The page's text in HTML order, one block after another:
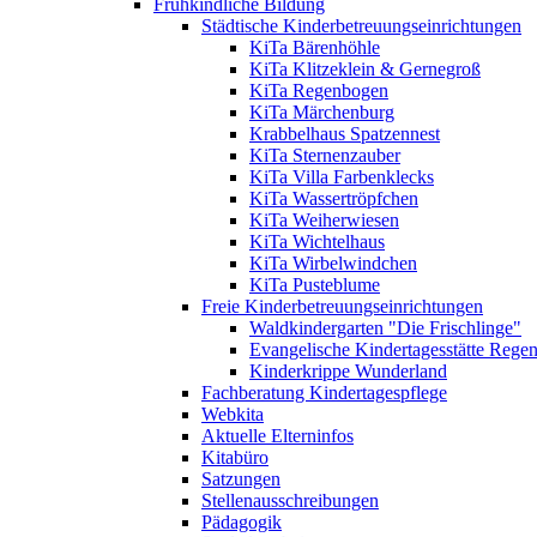
Frühkindliche Bildung
Städtische Kinderbetreuungseinrichtungen
KiTa Bärenhöhle
KiTa Klitzeklein & Gernegroß
KiTa Regenbogen
KiTa Märchenburg
Krabbelhaus Spatzennest
KiTa Sternenzauber
KiTa Villa Farbenklecks
KiTa Wassertröpfchen
KiTa Weiherwiesen
KiTa Wichtelhaus
KiTa Wirbelwindchen
KiTa Pusteblume
Freie Kinderbetreuungseinrichtungen
Waldkindergarten "Die Frischlinge"
Evangelische Kindertagesstätte
Kinderkrippe Wunderland
Fachberatung Kindertagespflege
Webkita
Aktuelle Elterninfos
Kitabüro
Satzungen
Stellenausschreibungen
Pädagogik